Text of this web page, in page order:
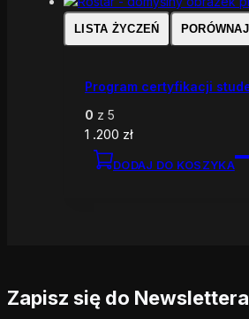
LISTA ŻYCZEŃ PORÓWNAJ
Program certyfikacji
0 z 5
1 .200 zł
DODAJ DO KOSZYKA
Zapisz się do Newslettera